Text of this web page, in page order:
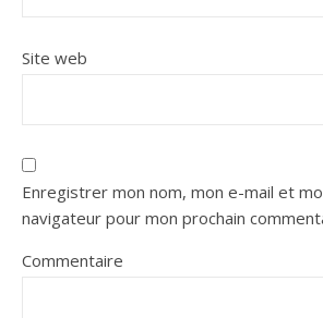
Site web
Enregistrer mon nom, mon e-mail et
navigateur pour mon prochain
Commentaire